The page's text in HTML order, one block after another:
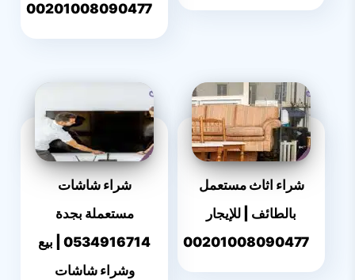
00201008090477
شراء اثاث مستعمل
بالطائف | للإيجار
00201008090477
شراء شاشات
مستعملة بجدة
0534916714 | بيع
وشراء شاشات